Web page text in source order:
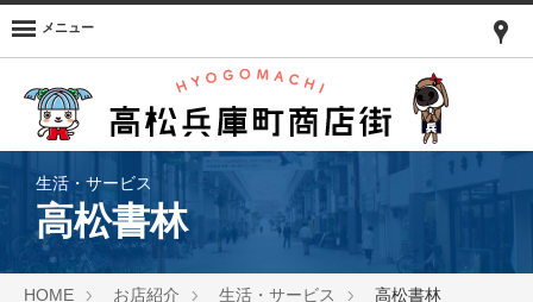
メニュー
生活・サービス
高松書林
HOME お店紹介 生活・サービス 高松書林